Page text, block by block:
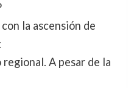
la ascensión de
A pesar de la